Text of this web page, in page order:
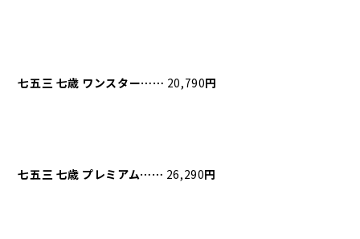
七五三 七歳 ワンスター⋯⋯ 20,790円
七五三 七歳 プレミアム⋯⋯ 26,290円